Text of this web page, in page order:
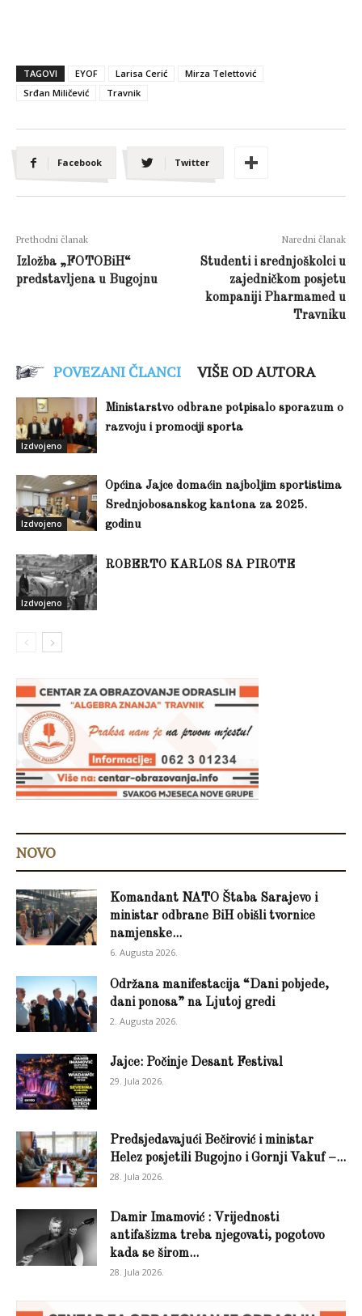
TAGOVI EYOF Larisa Cerić
Mirza Telettović
Srđan Miličević
Travnik
Facebook Twitter
Prethodni članak
Izložba „FOTOBiH“
predstavljena u Bugojnu
Naredni članak
Studenti i srednjoškolci u
zajedničkom posjetu
kompaniji Pharmamed u
Travniku
POVEZANI ČLANCI VIŠE OD AUTORA
Izdvojeno
Ministarstvo odbrane potpisalo sporazum o
razvoju i promociji sporta
Izdvojeno
Općina Jajce domaćin najboljim sportistima
Srednjobosanskog kantona za 2025.
godinu
Izdvojeno
ROBERTO KARLOS SA PIROTE
NOVO
Komandant NATO Štaba Sarajevo i
ministar odbrane BiH obišli tvornice
namjenske...
6. Augusta 2026.
Održana manifestacija “Dani pobjede,
dani ponosa” na Ljutoj gredi
2. Augusta 2026.
Jajce: Počinje Desant Festival
29. Jula 2026.
Predsjedavajući Bečirović i ministar
Helez posjetili Bugojno i Gornji Vakuf –...
28. Jula 2026.
Damir Imamović : Vrijednosti
antifašizma treba njegovati, pogotovo
kada se širom...
28. Jula 2026.